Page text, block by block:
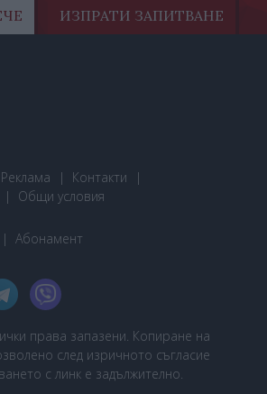
ИЗПРАТИ ЗАПИТВАНЕ
Реклама
Контакти
Общи условия
Абонамент
права запазени. Копиране на
след изричното съгласие
с линк е задължително.